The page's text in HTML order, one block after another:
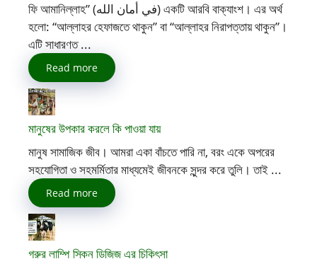
ফি আমানিল্লাহ” (في أمان الله) একটি আরবি বাক্যাংশ। এর অর্থ
হলো: “আল্লাহর হেফাজতে থাকুন” বা “আল্লাহর নিরাপত্তায় থাকুন”।
এটি সাধারণত ...
Read more
মানুষের উপকার করলে কি পাওয়া যায়
মানুষ সামাজিক জীব। আমরা একা বাঁচতে পারি না, বরং একে অপরের
সহযোগিতা ও সহমর্মিতার মাধ্যমেই জীবনকে সুন্দর করে তুলি। তাই ...
Read more
গরুর লাম্পি স্কিন ডিজিজ এর চিকিৎসা